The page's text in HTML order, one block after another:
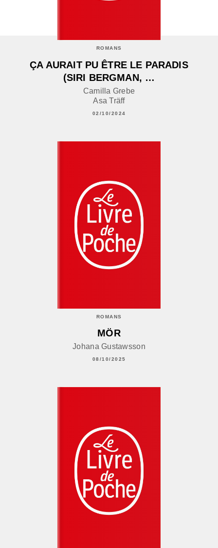
ROMANS
ÇA AURAIT PU ÊTRE LE PARADIS
(SIRI BERGMAN, …
Camilla Grebe
Asa Träff
02/10/2024
ROMANS
MÖR
Johana Gustawsson
08/10/2025